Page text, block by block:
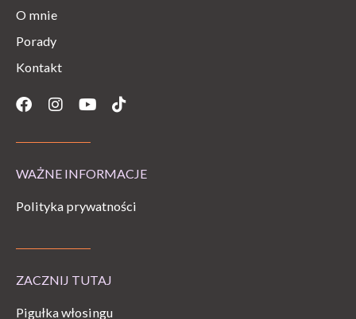
O mnie
Porady
Kontakt
Facebook
Instagram
YoutubeTiktok
WAŻNE INFORMACJE
Polityka prywatności
ZACZNIJ TUTAJ
Pigułka włosingu